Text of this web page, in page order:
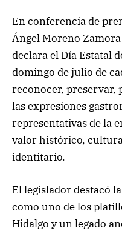
En conferencia de
Ángel Moreno
declara el Día Estatal
domingo de julio de
reconocer, preservar,
las expresiones
representativas de la
valor histórico,
identitario.
El legislador destacó
como uno de los
Hidalgo y un legado